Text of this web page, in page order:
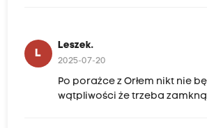
L
Leszek.
2025-07-20
Po porażce z Orłem nikt nie
wątpliwości że trzeba